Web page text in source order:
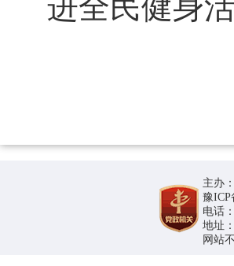
进全民健身
主办
豫ICP
电话
地址
网站